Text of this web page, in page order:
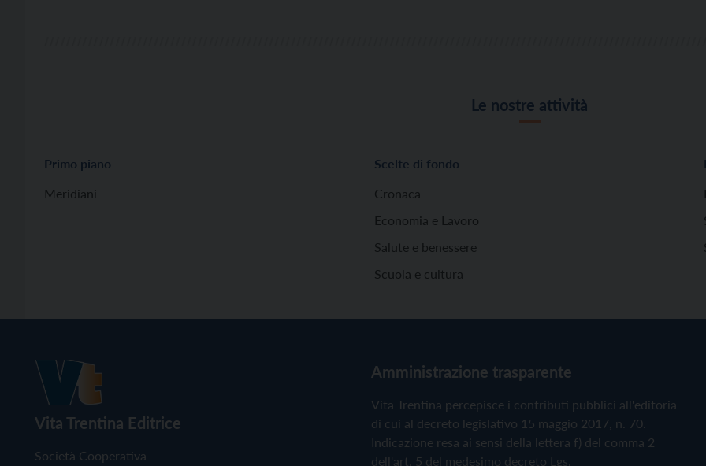
Le nostre attività
Primo piano
Meridiani
Scelte di fondo
Cronaca
Economia e Lavoro
Salute e benessere
Scuola e cultura
Vita Trentina Editrice
Società Cooperativa
Amministrazione trasparente
Vita Trentina percepisce i contributi pubblici all'editoria
di cui al decreto legislativo 15 maggio 2017, n. 70.
Indicazione resa ai sensi della lettera f) del comma 2
dell'art. 5 del medesimo decreto Lgs.